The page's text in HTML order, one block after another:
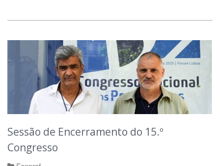
Sessão de Encerramento do 15.º
Congresso